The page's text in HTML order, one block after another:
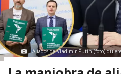
Aliados de Vladimir Putin (foto)